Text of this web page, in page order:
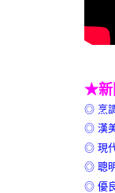
★新
◎ 烹
◎ 漢
◎ 現
◎ 聰
◎ 優